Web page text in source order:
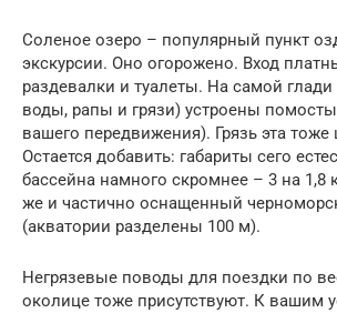
Соленое озеро – популярный пункт
экскурсии. Оно огорожено. Вход
раздевалки и туалеты. На самой
воды, рапы и грязи) устроены
вашего передвижения). Грязь эта тоже
Остается добавить: габариты сего
бассейна намного скромнее – 3 на 1,8
же и частично оснащенный
(акватории разделены 100 м).
Негрязевые поводы для поездки по
околице тоже присутствуют. К вашим